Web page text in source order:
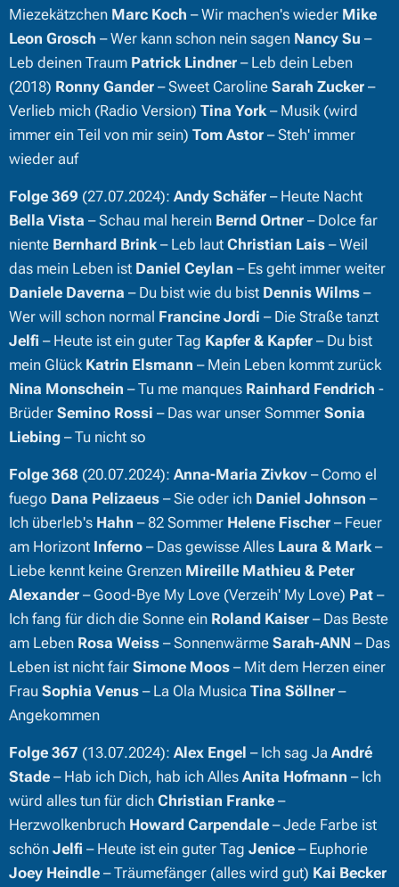
Miezekätzchen Marc Koch – Wir machen's wieder Mike
Leon Grosch – Wer kann schon nein sagen Nancy Su –
Leb deinen Traum Patrick Lindner – Leb dein Leben
(2018) Ronny Gander – Sweet Caroline Sarah Zucker –
Verlieb mich (Radio Version) Tina York– Musik (wird
immer ein Teil von mir sein) Tom Astor – Steh' immer
wieder auf
Folge 369 (27.07.2024): Andy Schäfer – Heute Nacht
Bella Vista – Schau mal herein Bernd Ortner – Dolce far
niente Bernhard Brink– Leb laut Christian Lais – Weil
das mein Leben ist Daniel Ceylan – Es geht immer weiter
Daniele Daverna – Du bist wie du bist Dennis Wilms –
Wer will schon normal Francine Jordi – Die Straße tanzt
Jelfi – Heute ist ein guter Tag Kapfer & Kapfer – Du bist
mein Glück Katrin Elsmann – Mein Leben kommt zurück
Nina Monschein – Tu me manques Rainhard Fendrich -
Brüder Semino Rossi – Das war unser Sommer Sonia
Liebing – Tu nicht so
Folge 368 (20.07.2024): Anna-Maria Zivkov – Como el
fuego Dana Pelizaeus – Sie oder ich Daniel Johnson –
Ich überleb's Hahn – 82 Sommer Helene Fischer – Feuer
am Horizont Inferno – Das gewisse Alles Laura & Mark–
Liebe kennt keine Grenzen Mireille Mathieu & Peter
Alexander – Good-Bye My Love (Verzeih' My Love) Pat –
Ich fang für dich die Sonne ein Roland Kaiser – Das Beste
am Leben Rosa Weiss – Sonnenwärme Sarah-ANN – Das
Leben ist nicht fair Simone Moos – Mit dem Herzen einer
Frau Sophia Venus – La Ola Musica Tina Söllner –
Angekommen
Folge 367 (13.07.2024): Alex Engel – Ich sag Ja André
Stade – Hab ich Dich, hab ich Alles Anita Hofmann – Ich
würd alles tun für dich Christian Franke –
Herzwolkenbruch Howard Carpendale – Jede Farbe ist
schön Jelfi – Heute ist ein guter Tag Jenice – Euphorie
Joey Heindle – Träumefänger (alles wird gut) Kai Becker